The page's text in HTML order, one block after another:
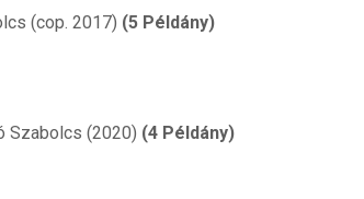
(cop. 2017) (5 Példány)
Szabolcs (2020) (4 Példány)